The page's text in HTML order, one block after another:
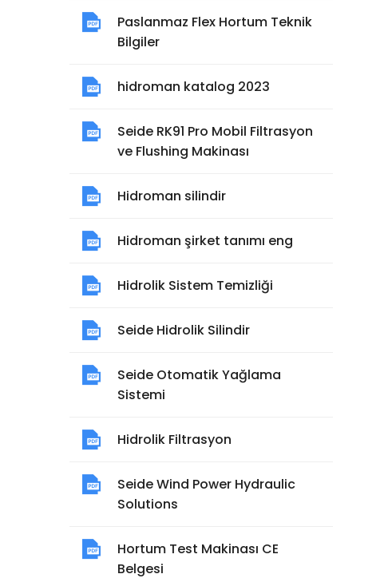
Paslanmaz Flex Hortum Teknik
Bilgiler
hidroman katalog 2023
Seide RK91 Pro Mobil Filtrasyon
ve Flushing Makinası
Hidroman silindir
Hidroman şirket tanımı eng
Hidrolik Sistem Temizliği
Seide Hidrolik Silindir
Seide Otomatik Yağlama
Sistemi
Hidrolik Filtrasyon
Seide Wind Power Hydraulic
Solutions
Hortum Test Makinası CE
Belgesi